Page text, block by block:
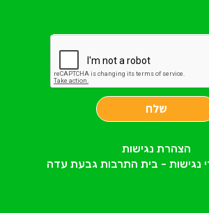
שלח
הצהרת נגישות
נגישות - בית התרבות גבעת עדה